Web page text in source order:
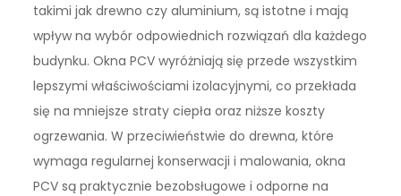
takimi jak drewno czy aluminium, są istotne i mają
wpływ na wybór odpowiednich rozwiązań dla każdego
budynku. Okna PCV wyróżniają się przede wszystkim
lepszymi właściwościami izolacyjnymi, co przekłada
się na mniejsze straty ciepła oraz niższe koszty
ogrzewania. W przeciwieństwie do drewna, które
wymaga regularnej konserwacji i malowania, okna
PCV są praktycznie bezobsługowe i odporne na